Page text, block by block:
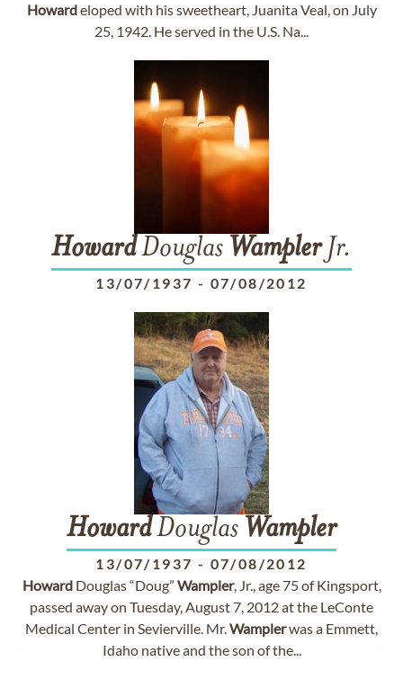
Howardeloped with his sweetheart, Juanita Veal, on July
25, 1942. He served in the U.S. Na...
HowardDouglas WamplerJr.
13/07/1937 - 07/08/2012
HowardDouglas Wampler
13/07/1937 - 07/08/2012
HowardDouglas “Doug” Wampler, Jr., age 75 of Kingsport,
passed away on Tuesday, August 7, 2012 at the LeConte
Medical Center in Sevierville. Mr.Wamplerwas a Emmett,
Idaho native and the son of the...